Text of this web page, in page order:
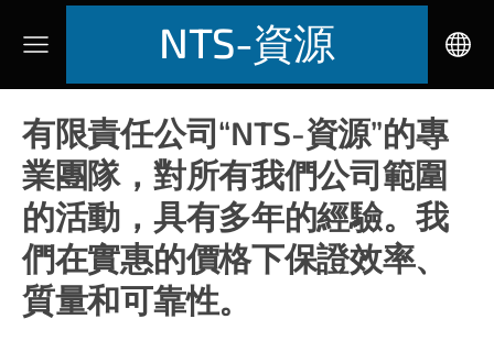
NTS-資源
有限責任公司“NTS-資源”的專
業團隊，對所有我們公司範圍
的活動， 具有多年的經驗。我
們在實惠的價格下保證效率、
質量和可靠性。